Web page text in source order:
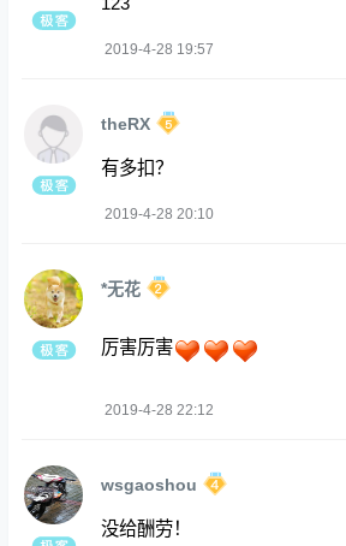
2019-4-28 19:57
theRX
有多扣？
2019-4-28 20:10
*无花
厉害厉害
2019-4-28 22:12
wsgaoshou
没给酬劳！